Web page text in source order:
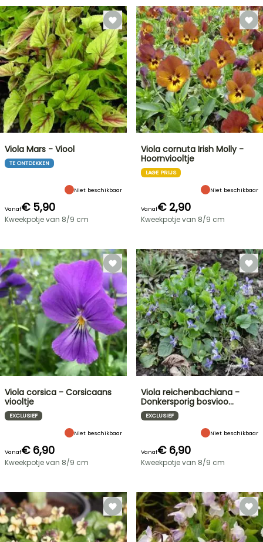
Viola Mars - Viool
TE ONTDEKKEN
Niet beschikbaar
Vanaf€ 5,90
Kweekpotje van 8/9 cm
Viola cornuta Irish Molly -
Hoornviooltje
LAGE PRIJS
Niet beschikbaar
Vanaf€ 2,90
Kweekpotje van 8/9 cm
Viola corsica - Corsicaans
viooltje
EXCLUSIEF
Niet beschikbaar
Vanaf€ 6,90
Kweekpotje van 8/9 cm
Viola reichenbachiana -
Donkersporig bosvioo…
EXCLUSIEF
Niet beschikbaar
Vanaf€ 6,90
Kweekpotje van 8/9 cm